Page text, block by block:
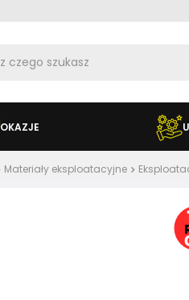
OKAZJE
Materiały eksploatacyjne